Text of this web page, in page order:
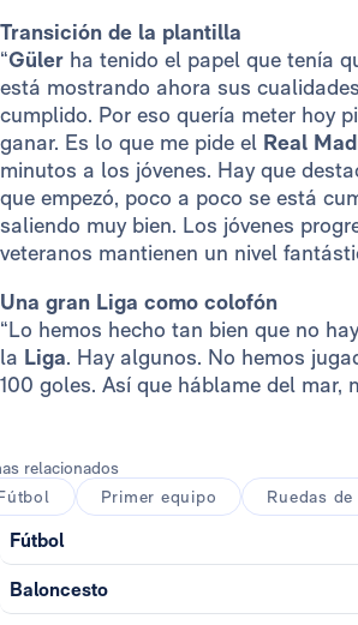
Transición de la plantilla
“Güler ha tenido el papel que tenía
está mostrando ahora sus
cumplido. Por eso quería meter hoy
ganar. Es lo que me pide el Real
minutos a los jóvenes. Hay que
que empezó, poco a poco se está
saliendo muy bien. Los jóvenes
veteranos mantienen un nivel
Una gran Liga como colofón
“Lo hemos hecho tan bien que no
la Liga. Hay algunos. No hemos
100 goles. Así que háblame del mar,
relacionados
Primer equipo Ruedas
Fútbol
Baloncesto